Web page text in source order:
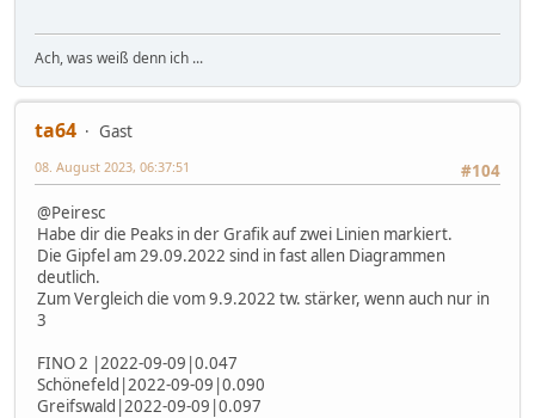
Ach, was weiß denn ich ...
ta64
Gast
#104
08. August 2023, 06:37:51
@Peiresc
Habe dir die Peaks in der Grafik auf zwei Linien markiert.
Die Gipfel am 29.09.2022 sind in fast allen Diagrammen
deutlich.
Zum Vergleich die vom 9.9.2022 tw. stärker, wenn auch nur in
3
FINO 2 |2022-09-09|0.047
Schönefeld|2022-09-09|0.090
Greifswald|2022-09-09|0.097